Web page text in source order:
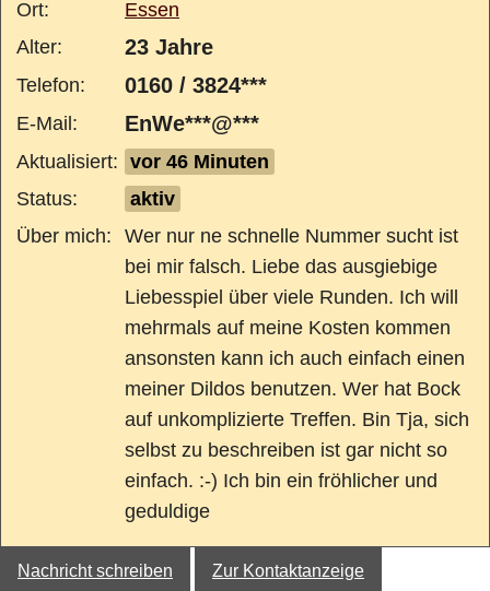
Ort:
Essen
Alter:
23 Jahre
Telefon: 0160 / 3824***
E-Mail: EnWe***@***
Aktualisiert: vor 46 Minuten
Status:
aktiv
Über mich:
Wer nur ne schnelle Nummer sucht ist
bei mir falsch. Liebe das ausgiebige
Liebesspiel über viele Runden. Ich will
mehrmals auf meine Kosten kommen
ansonsten kann ich auch einfach einen
meiner Dildos benutzen. Wer hat Bock
auf unkomplizierte Treffen. Bin Tja, sich
selbst zu beschreiben ist gar nicht so
einfach. :-) Ich bin ein fröhlicher und
geduldige
Nachricht schreiben Zur Kontaktanzeige